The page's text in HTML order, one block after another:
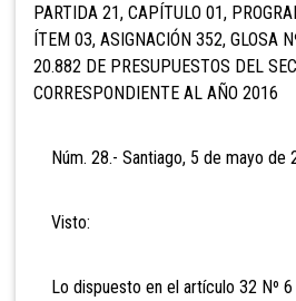
PARTIDA 21, CAPÍTULO 01,
ÍTEM 03, ASIGNACIÓN 352, GLOSA
20.882 DE PRESUPUESTOS DEL
CORRESPONDIENTE AL AÑO 2016
Núm. 28.- Santiago, 5 de mayo de
Visto:
Lo dispuesto en el artículo 32 Nº